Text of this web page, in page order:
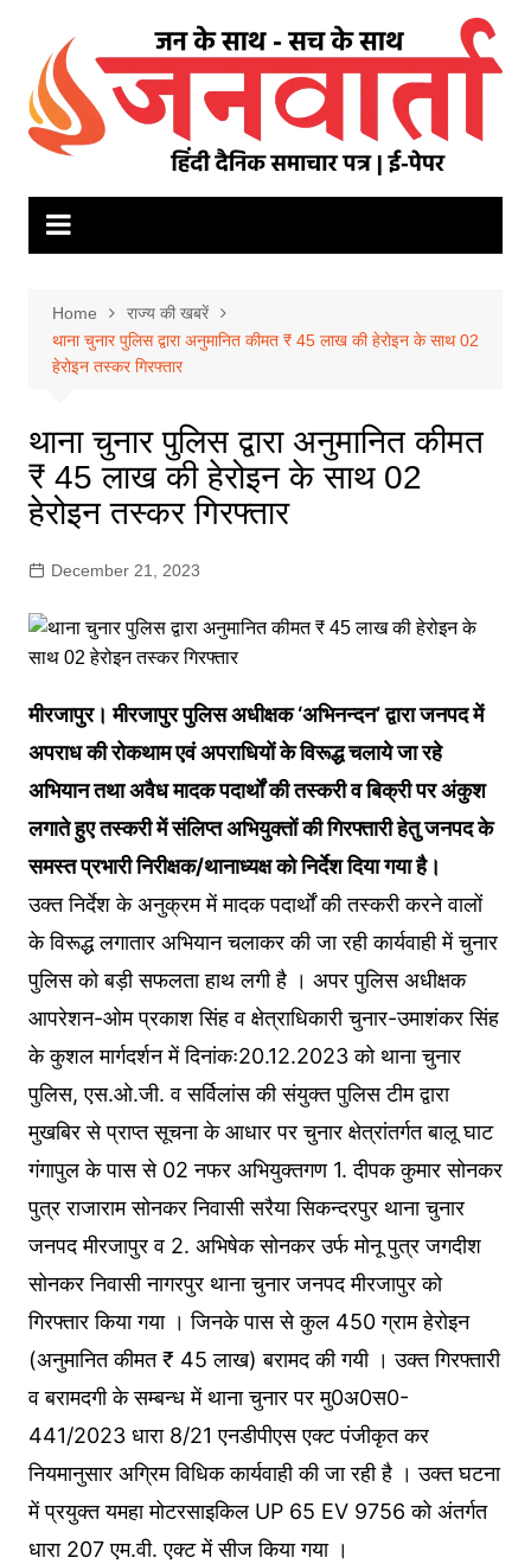
content
Home
राज्य की खबरें
थाना चुनार पुलिस द्वारा अनुमानित कीमत ₹ 45 लाख की हेरोइन के साथ 02
हेरोइन तस्कर गिरफ्तार
थाना चुनार पुलिस द्वारा अनुमानित कीमत
₹ 45 लाख की हेरोइन के साथ 02
हेरोइन तस्कर गिरफ्तार
December 21, 2023
मीरजापुर। मीरजापुर पुलिस अधीक्षक ‘अभिनन्दन’ द्वारा जनपद में
अपराध की रोकथाम एवं अपराधियों के विरूद्ध चलाये जा रहे
अभियान तथा अवैध मादक पदार्थों की तस्करी व बिक्री पर अंकुश
लगाते हुए तस्करी में संलिप्त अभियुक्तों की गिरफ्तारी हेतु जनपद के
समस्त प्रभारी निरीक्षक/थानाध्यक्ष को निर्देश दिया गया है।
उक्त निर्देश के अनुक्रम में मादक पदार्थों की तस्करी करने वालों
के विरूद्ध लगातार अभियान चलाकर की जा रही कार्यवाही में चुनार
पुलिस को बड़ी सफलता हाथ लगी है । अपर पुलिस अधीक्षक
आपरेशन-ओम प्रकाश सिंह व क्षेत्राधिकारी चुनार-उमाशंकर सिंह
के कुशल मार्गदर्शन में दिनांकः20.12.2023 को थाना चुनार
पुलिस, एस.ओ.जी. व सर्विलांस की संयुक्त पुलिस टीम द्वारा
मुखबिर से प्राप्त सूचना के आधार पर चुनार क्षेत्रांतर्गत बालू घाट
गंगापुल के पास से 02 नफर अभियुक्तगण 1. दीपक कुमार सोनकर
पुत्र राजाराम सोनकर निवासी सरैया सिकन्दरपुर थाना चुनार
जनपद मीरजापुर व 2. अभिषेक सोनकर उर्फ मोनू पुत्र जगदीश
सोनकर निवासी नागरपुर थाना चुनार जनपद मीरजापुर को
गिरफ्तार किया गया । जिनके पास से कुल 450 ग्राम हेरोइन
(अनुमानित कीमत ₹ 45 लाख) बरामद की गयी । उक्त गिरफ्तारी
व बरामदगी के सम्बन्ध में थाना चुनार पर मु0अ0स0-
441/2023 धारा 8/21 एनडीपीएस एक्ट पंजीकृत कर
नियमानुसार अग्रिम विधिक कार्यवाही की जा रही है । उक्त घटना
में प्रयुक्त यमहा मोटरसाइकिल UP 65 EV 9756 को अंतर्गत
धारा 207 एम.वी. एक्ट में सीज किया गया ।